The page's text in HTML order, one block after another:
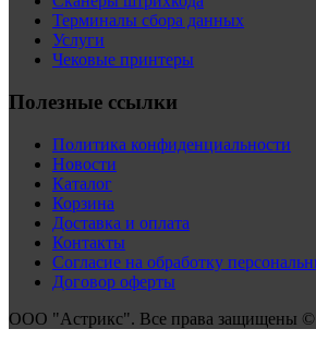
Терминалы сбора данных
Услуги
Чековые принтеры
Полезные ссылки
Политика конфиденциальности
Новости
Каталог
Корзина
Доставка и оплата
Контакты
Согласие на обработку
Договор оферты
ООО "Астрикс". Все права защищены ©